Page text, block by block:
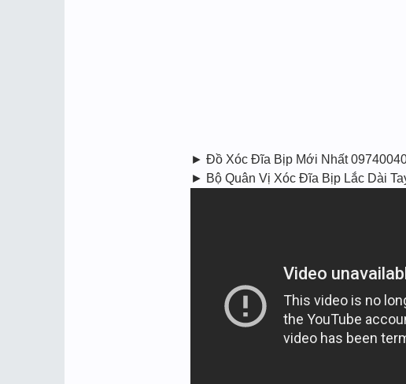
► Đồ Xóc Đĩa Bịp Mới Nhất
► Bộ Quân Vị Xóc Đĩa Bịp Lắc Dài